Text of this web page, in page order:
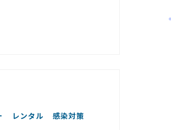
レンタル
感染対策